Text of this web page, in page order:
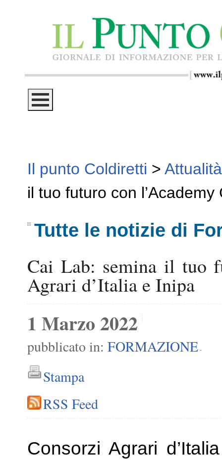
Il punto Coldiretti > Attualità
il tuo futuro con
Tutte le notizie di
Cai Lab: semina il tuo
Agrari d’Italia e Inipa
1 Marzo 2022
pubblicato in: FORMAZIONE -
Stampa
RSS Feed
Consorzi Agrari